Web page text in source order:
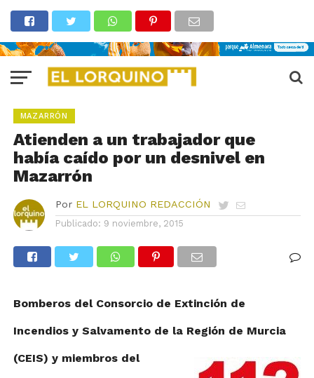
MAZARRÓN
Atienden a un trabajador que
había caído por un desnivel en
Mazarrón
Por EL LORQUINO REDACCIÓN
Publicado: 9 noviembre, 2015
Bomberos del Consorcio de Extinción de
Incendios y Salvamento de la Región de Murcia
(CEIS) ymiembros del